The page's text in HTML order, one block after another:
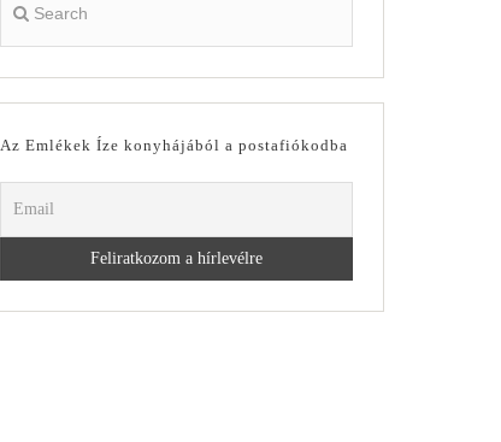
Az Emlékek Íze konyhájából a postafiókodba